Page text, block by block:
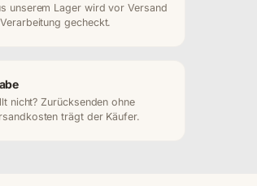
unserem Lager wird vor Versand
gecheckt.
nicht? Zurücksenden ohne
trägt der Käufer.